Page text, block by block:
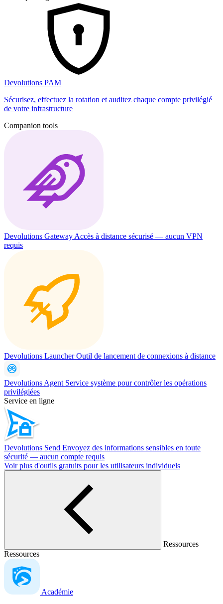
Devolutions PAM
Sécurisez, effectuez la rotation et auditez chaque compte privilégié
de votre infrastructure
Companion tools
Devolutions Gateway Accès à distance sécurisé — aucun VPN
requis
Devolutions LauncherOutil de lancement de connexions à distance
Devolutions Agent Service système pour contrôler les opérations
privilégiées
Service en ligne
Devolutions Send Envoyez des informations sensibles en toute
sécurité — aucun compte requis
Voir plus d'outils gratuits pour les utilisateurs individuels
Ressources
Ressources
Académie